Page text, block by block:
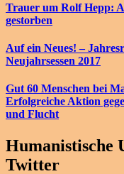
Trauer um Rolf Hepp:
gestorben
Auf ein Neues! –
Neujahrsessen 2017
Gut 60 Menschen bei
Erfolgreiche Aktion
und Flucht
Humanistische
Twitter